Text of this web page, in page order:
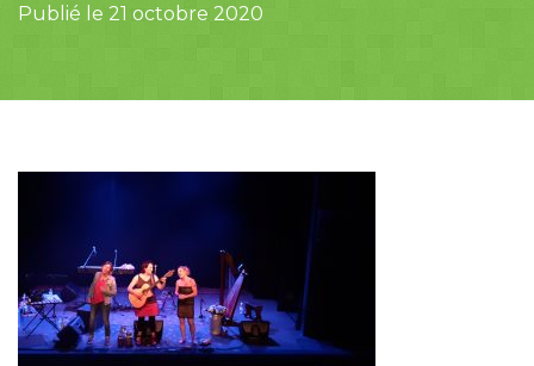
Publié le 21 octobre 2020